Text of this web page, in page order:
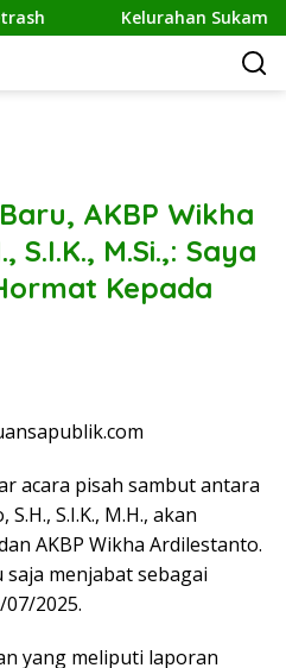
Kelurahan Sukamaju
AKBP Wikha
S.I.K., M.Si.,: Saya
Kepada
acara pisah sambut antara
S.I.K., M.H., akan
AKBP Wikha Ardilestanto.
saja menjabat sebagai
2025.
yang meliputi laporan